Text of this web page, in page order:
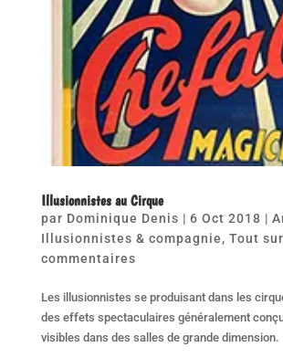
Illusionnistes au Cirque
par Dominique Denis | 6 Oct 2018 |
Illusionnistes & compagnie, Tout
commentaires
Les illusionnistes se produisant dans les
des effets spectaculaires généralement
visibles dans des salles de grande dimension.